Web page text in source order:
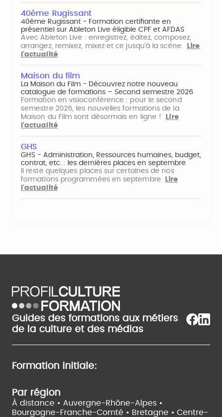
40ème Rugissant
40ème Rugissant - Formation certifiante en
présentiel sur Ableton Live éligible CPF et AFDAS
Avec Ableton Live : enregistrez, éditez, composez,
arrangez, remixez, mixez et ce jusqu'à la scène.
Lire
l'actualité
Maison du film
La Maison du Film - Découvrez notre nouveau
catalogue de formations – Second semestre 2026
Formation en visioconférence : pour le second
semestre 2026, les nouvelles formations de la
Maison du Film sont désormais en ligne !
Lire
l'actualité
GHS
GHS - Administration, Ressources humaines, budget,
contrat, etc. : les dernières places en septembre
Il reste quelques places sur certaines de nos
formations programmées en septembre
Lire
l'actualité
Guides des formations aux métiers
de la culture et des médias
Formation initiale:
Par région
À distance • Auvergne-Rhône-Alpes •
Bourgogne-Franche-Comté • Bretagne • Centre-